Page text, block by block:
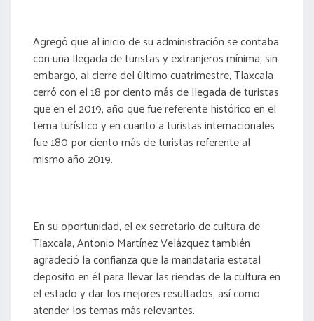
Agregó que al inicio de su administración se contaba
con una llegada de turistas y extranjeros mínima; sin
embargo, al cierre del último cuatrimestre, Tlaxcala
cerró con el 18 por ciento más de llegada de turistas
que en el 2019, año que fue referente histórico en el
tema turístico y en cuanto a turistas internacionales
fue 180 por ciento más de turistas referente al
mismo año 2019.
En su oportunidad, el ex secretario de cultura de
Tlaxcala, Antonio Martínez Velázquez también
agradeció la confianza que la mandataria estatal
deposito en él para llevar las riendas de la cultura en
el estado y dar los mejores resultados, así como
atender los temas más relevantes.